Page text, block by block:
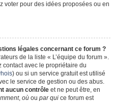
voter pour des idées proposées ou en
légales concernant ce forum ?
de la liste « L’équipe du forum ».
avec le propriétaire du
) ou si un service gratuit est utilisé
le service de gestion ou des abus.
aucun contrôle et ne peut être, en
, où ou par qui ce forum est